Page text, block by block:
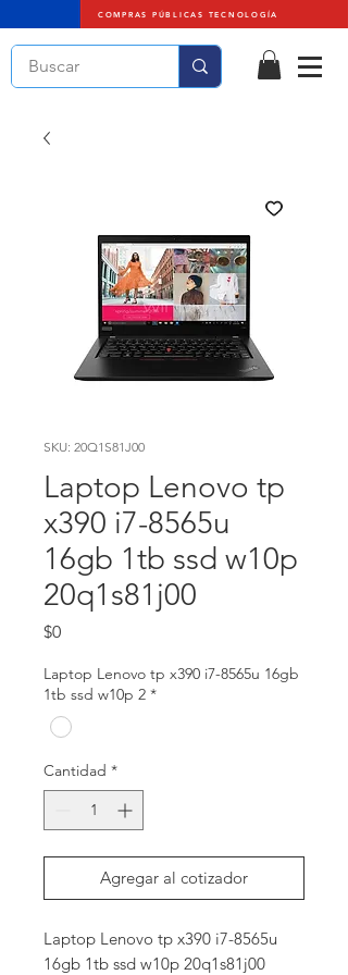
COMPRAS PÚBLICAS TECNOLOGÍA
SKU: 20Q1S81J00
Laptop Lenovo tp
x390 i7-8565u
16gb 1tb ssd w10p
20q1s81j00
$0Precio
Laptop Lenovo tp x390 i7-8565u 16gb
1tb ssd w10p 2 *
Cantidad *
Agregar al cotizador
Laptop Lenovo tp x390 i7-8565u
16gb 1tb ssd w10p 20q1s81j00